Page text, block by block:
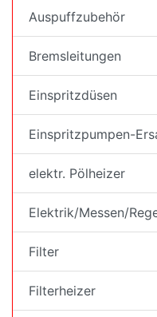
Auspuffzubehör
Bremsleitungen
Einspritzdüsen
Einspritzpumpen-
elektr. Pölheizer
Elektrik/Messen/
Filter
Filterheizer